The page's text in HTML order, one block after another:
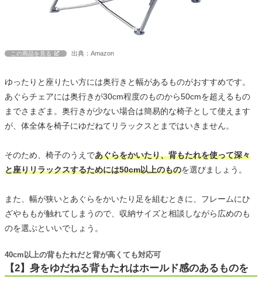
この商品を見る 出典：Amazon
ゆったりと座りたい方には奥行きと幅があるものがおすすめです。
あぐらチェアには奥行きが30cm程度のものから50cmを超えるもの
までさまざま。奥行きが少ない場合は簡易的な椅子として使えます
が、体全体を椅子にゆだねてリラックスとまではいきません。
そのため、椅子のうえであぐらをかいたり、背もたれを使って深々
と座りリラックスするためには50cm以上のものを選びましょう。
また、幅が狭いとあぐらをかいたり足を組むときに、フレームにひ
ざやももが触れてしまうので、収納サイズと相談しながら広めのも
のを選ぶといいでしょう。
【2】身をゆだねる背もたれはホールド感のあるものを
40cm以上の背もたれだと背が高くても対応可